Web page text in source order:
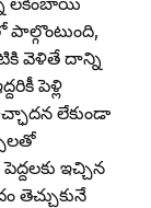
వెళితే దాన్ని
పెళ్లి
లేకుండా
ఇచ్చిన
తెచ్చుకునే